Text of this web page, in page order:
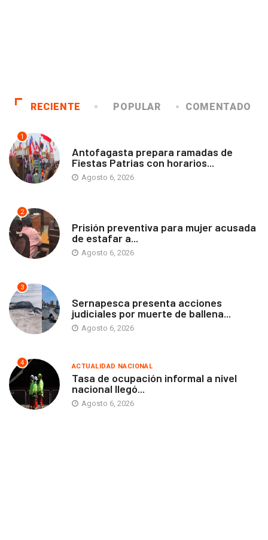
RECIENTE POPULAR COMENTADO
1
Antofagasta prepara ramadas de
Fiestas Patrias con horarios...
Agosto 6, 2026
2
Prisión preventiva para mujer acusada
de estafar a...
Agosto 6, 2026
3
Sernapesca presenta acciones
judiciales por muerte de ballena...
Agosto 6, 2026
4 ACTUALIDAD NACIONAL
Tasa de ocupación informal a nivel
nacional llegó...
Agosto 6, 2026